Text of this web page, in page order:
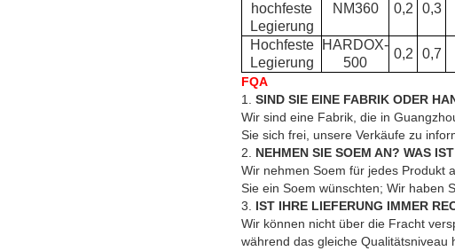
hochfeste
Legierung
NM360 0,2 0,3
Hochfeste
Legierung
HARDOX-
500
0,2 0,7
FQA
1. SIND SIE EINE FABRIK ODER
Wir sind eine Fabrik, die in
Sie sich frei, unsere Verkäufe zu
2. NEHMEN SIE SOEM AN? WAS
Wir nehmen Soem für jedes Produkt
Sie ein Soem wünschten; Wir haben
3. IST IHRE LIEFERUNG IMMER
Wir können nicht über die Fracht
während das gleiche Qualitätsniveau